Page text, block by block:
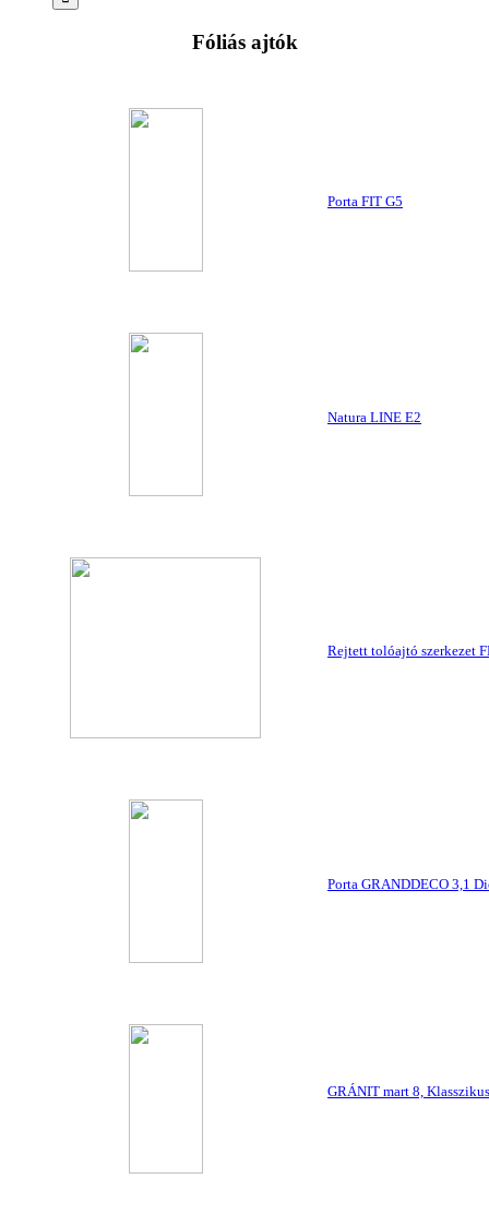
Fóliás ajtók
Porta FIT G5
Natura LINE E2
Rejtett tolóajtó szerkezet
Porta GRANDDECO 3,1
GRÁNIT mart 8,